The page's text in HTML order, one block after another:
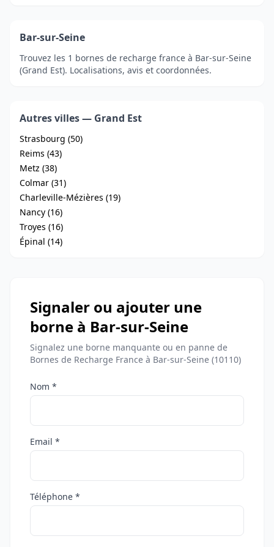
Bar-sur-Seine
Trouvez les 1 bornes de recharge france à Bar-sur-Seine
(Grand Est). Localisations, avis et coordonnées.
Autres villes — Grand Est
Strasbourg (50)
Reims (43)
Metz (38)
Colmar (31)
Charleville-Mézières (19)
Nancy (16)
Troyes (16)
Épinal (14)
Signaler ou ajouter une
borne à Bar-sur-Seine
Signalez une borne manquante ou en panne de
Bornes de Recharge France à Bar-sur-Seine (10110)
Nom *
Email *
Téléphone *